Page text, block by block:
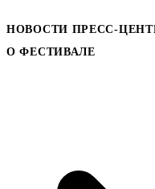
НОВОСТИ ПРЕСС-
О ФЕСТИВАЛЕ